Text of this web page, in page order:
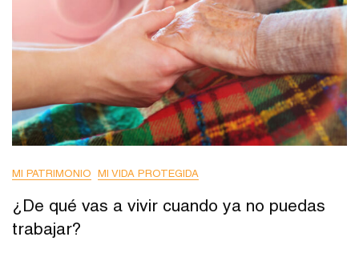
MI PATRIMONIO MI VIDA PROTEGIDA
¿De qué vas a vivir cuando ya no puedas
trabajar?